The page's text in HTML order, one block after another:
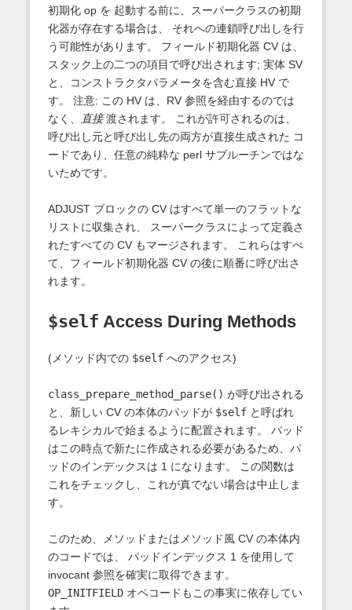
初期化 op を 起動する前に、スーパークラスの初期
化器が存在する場合は、 それへの連鎖呼び出しを行
う可能性があります。 フィールド初期化器 CV は、
スタック上の二つの項目で呼び出されます; 実体 SV
と、コンストラクタパラメータを含む直接 HV で
す。 注意: この HV は、RV 参照を経由するのでは
なく、
直接渡されます。 これが許可されるのは、
呼び出し元と呼び出し先の両方が直接生成された コ
ードであり、任意の純粋な perl サブルーチンではな
いためです。
ADJUST ブロックの CV はすべて単一のフラットな
リストに収集され、 スーパークラスによって定義さ
れたすべての CV もマージされます。 これらはすべ
て、フィールド初期化器 CV の後に順番に呼び出さ
れます。
$self Access During Methods
(メソッド内での $selfへのアクセス)
class_prepare_method_parse() が呼び出される
と、新しい CV の本体のパッドが $selfと呼ばれ
るレキシカルで始まるように配置されます。 パッド
はこの時点で新たに作成される必要があるため、パ
ッドのインデックスは 1 になります。 この関数は
これをチェックし、これが真でない場合は中止しま
す。
このため、メソッドまたはメソッド風 CV の本体内
のコードでは、 パッドインデックス 1 を使用して
invocant 参照を確実に取得できます。
OP_INITFIELDオペコードもこの事実に依存してい